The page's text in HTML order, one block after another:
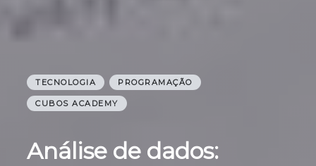
TECNOLOGIA PROGRAMAÇÃO
CUBOS ACADEMY
Análise de dados: